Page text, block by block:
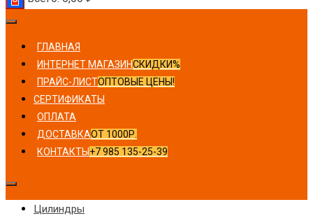
ГЛАВНАЯ
ИНТЕРНЕТ МАГАЗИНСКИДКИ%
ПРАЙС-ЛИСТОПТОВЫЕ ЦЕНЫ!
СЕРТИФИКАТЫ
ОПЛАТА
ДОСТАВКАОТ 1000Р.
КОНТАКТЫ +7 985 135-25-39
Цилиндры